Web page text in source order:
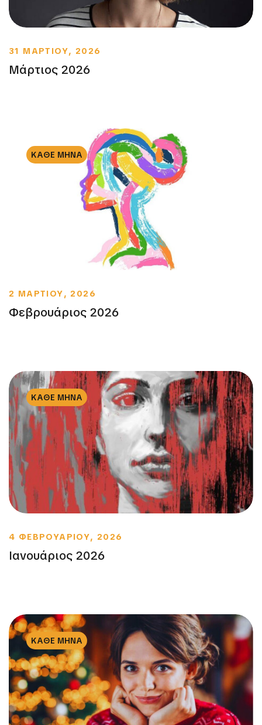
31 ΜΑΡΤΙΟΥ, 2026
Μάρτιος 2026
ΚΑΘΕ ΜΗΝΑ
2 ΜΑΡΤΙΟΥ, 2026
Φεβρουάριος 2026
ΚΑΘΕ ΜΗΝΑ
4 ΦΕΒΡΟΥΑΡΙΟΥ, 2026
Ιανουάριος 2026
ΚΑΘΕ ΜΗΝΑ